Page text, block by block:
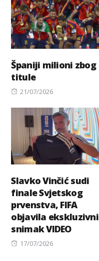
Španiji milioni zbog
titule
Posted
21/07/2026
Slavko Vinčić sudi
finale Svjetskog
prvenstva, FIFA
objavila ekskluzivni
snimak VIDEO
Posted
17/07/2026